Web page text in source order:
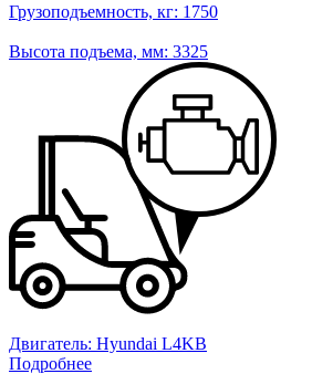
Грузоподъемность, кг: 1750
Высота подъема, мм: 3325
Двигатель: Hyundai L4KB
Подробнее